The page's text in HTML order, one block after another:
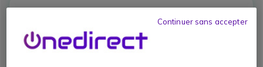
IconContinuer sans accepter